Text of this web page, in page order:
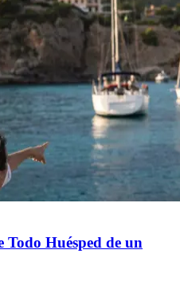
Todo Huésped de un